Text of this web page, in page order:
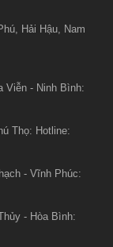
Hải Hậu, Nam
Viễn - Ninh Bình:
Thọ: Hotline:
- Vĩnh Phúc:
- Hòa Bình: